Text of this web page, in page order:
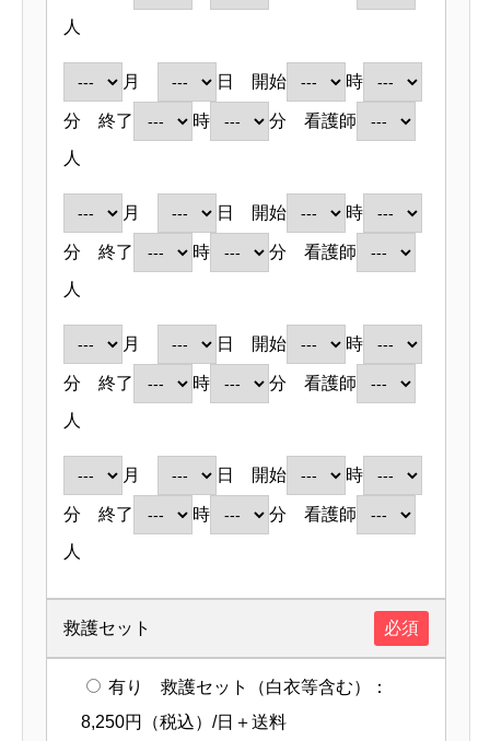
人
月 日 開始 時
分 終了 時
分 看護師
人
月 日 開始 時
分 終了 時
分 看護師
人
月 日 開始 時
分 終了 時
分 看護師
人
月 日 開始 時
分 終了 時
分 看護師
人
救護セット 必須
有り 救護セット（白衣等含む）：
8,250円（税込）/日＋送料